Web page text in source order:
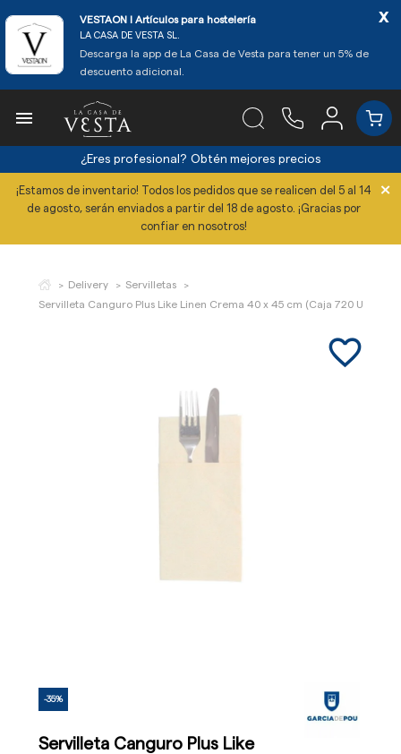
VESTAON l Artículos para hostelería
LA CASA DE VESTA SL.
Descarga la app de La Casa de Vesta para tener un 5% de
descuento adicional.
x

¿Eres profesional? Obtén mejores precios
¡Estamos de inventario! Todos los pedidos que se realicen del 5 al 14
de agosto, serán enviados a partir del 18 de agosto. ¡Gracias por
confiar en nosotros!
×
Delivery
Servilletas
Servilleta Canguro Plus Like Linen Crema 40 x 45 cm (Caja 720 Uds)
favorite_border
-35%
Servilleta Canguro Plus Like